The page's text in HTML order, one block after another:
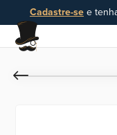
Cadastre-se e